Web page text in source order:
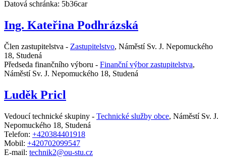
Datová schránka: 5b36car
Ing. Kateřina Podhrázská
Člen zastupitelstva - Zastupitelstvo, Náměstí Sv. J. Nepomuckého
18, Studená
Předseda finančního výboru - Finanční výbor zastupitelstva,
Náměstí Sv. J. Nepomuckého 18, Studená
Luděk Pricl
Vedoucí technické skupiny - Technické služby obce, Náměstí Sv. J.
Nepomuckého 18, Studená
Telefon: +420384401918
Mobil: +420702099547
E-mail: technik2@ou-stu.cz